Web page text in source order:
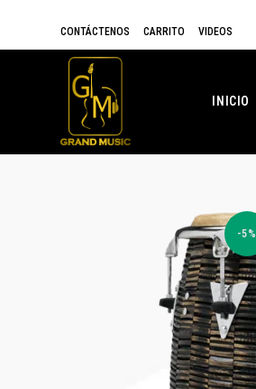
CONTÁCTENOS CARRITO VIDEOS
INICIO
-5%